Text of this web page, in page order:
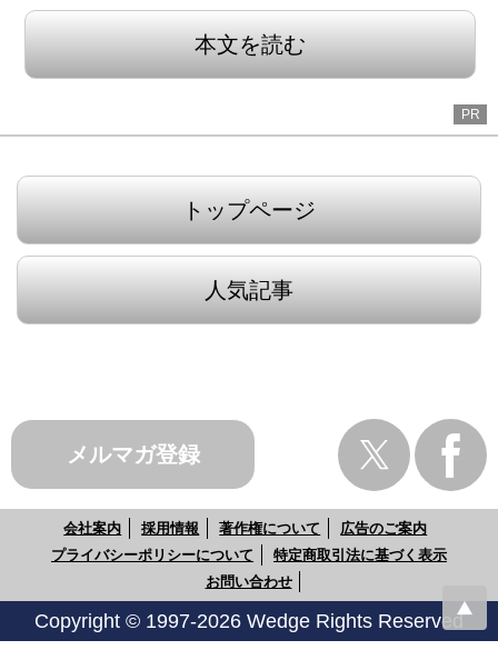
本文を読む
PR
トップページ
人気記事
メルマガ登録
会社案内 採用情報 著作権について
広告のご案内
プライバシーポリシーについて
特定商取引法に基づく表示
お問い合わせ
Copyright © 1997-2026 Wedge Rights Reserved